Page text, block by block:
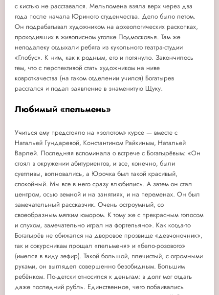
с кистью не расставался. Мельпомена взяла верх через два
года после начала Юриного студенчества. Дело было летом.
Он подрабатывал художником на археологических раскопках,
проходивших в живописном уголке Подмосковья. Там же
неподалеку отдыхали ребята из кукольного театра-студии
«Глобус». К ним, как к родным, его и потянуло. Закончилось
тем, что с перспективой стать художником на ниве
ковроткачества (на таком отделении учился) Богатырев
расстался и подал заявление в знаменитую Щуку.
Любимый «пельмень»
Учиться ему предстояло на «золотом» курсе — вместе с
Натальей Гундаревой, Константином Райкиным, Натальей
Варлей. Последняя вспоминала о встрече с Богатырёвым: «Он
стоял в окружении абитуриентов, и все, конечно, были
суетливы, волновались, а Юрочка был такой красивый,
спокойный. Мы все в него сразу влюбились. А затем он стал
центром, осью земной и на занятиях, и на переменах. Он был
замечательный рассказчик. Очень остроумный, со
своеобразным мягким юмором. К тому же с прекрасным голосом
и слухом, замечательно играл на фортепьяно». Как когда-то
Богатырёв не обижался на дворовое прозвище «девчоночник»,
так и сокурсникам прощал «пельменя» и «бело-розового»
(имелся в виду зефир). Такой большой, плечистый, с огромными
руками, он выглядел совершенно безобидным. Большим
ребёнком. По-детски относился к деньгам: в долг мог отдать
даже последний рубль. Единственное, чего побаивались